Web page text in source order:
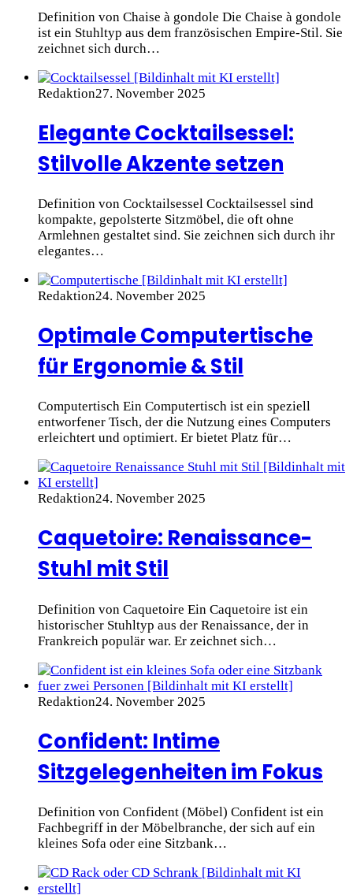
Definition von Chaise à gondole Die Chaise à gondole
ist ein Stuhltyp aus dem französischen Empire-Stil. Sie
zeichnet sich durch…
Redaktion27. November 2025
Elegante Cocktailsessel:
Stilvolle Akzente setzen
Definition von Cocktailsessel Cocktailsessel sind
kompakte, gepolsterte Sitzmöbel, die oft ohne
Armlehnen gestaltet sind. Sie zeichnen sich durch ihr
elegantes…
Redaktion24. November 2025
Optimale Computertische
für Ergonomie & Stil
Computertisch Ein Computertisch ist ein speziell
entworfener Tisch, der die Nutzung eines Computers
erleichtert und optimiert. Er bietet Platz für…
Redaktion24. November 2025
Caquetoire: Renaissance-
Stuhl mit Stil
Definition von Caquetoire Ein Caquetoire ist ein
historischer Stuhltyp aus der Renaissance, der in
Frankreich populär war. Er zeichnet sich…
Redaktion24. November 2025
Confident: Intime
Sitzgelegenheiten im Fokus
Definition von Confident (Möbel) Confident ist ein
Fachbegriff in der Möbelbranche, der sich auf ein
kleines Sofa oder eine Sitzbank…